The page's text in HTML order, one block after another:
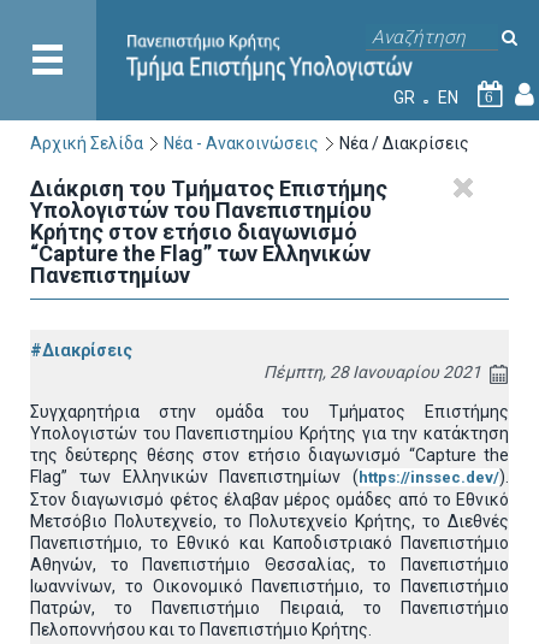
GR EN 6
Αρχική Σελίδα Νέα - Ανακοινώσεις Νέα / Διακρίσεις
Διάκριση του Τμήματος Επιστήμης
Υπολογιστών του Πανεπιστημίου
Κρήτης στον ετήσιο διαγωνισμό
“Capture the Flag” των Ελληνικών
Πανεπιστημίων
#Διακρίσεις
Πέμπτη, 28 Ιανουαρίου 2021
Συγχαρητήρια στην ομάδα του Τμήματος Επιστήμης
Υπολογιστών του Πανεπιστημίου Κρήτης για την κατάκτηση
της δεύτερης θέσης στον ετήσιο διαγωνισμό “Capture the
Flag” των Ελληνικών Πανεπιστημίων ( https://inssec.dev/).
Στον διαγωνισμό φέτος έλαβαν μέρος ομάδες από το Εθνικό
Μετσόβιο Πολυτεχνείο, το Πολυτεχνείο Κρήτης, το Διεθνές
Πανεπιστήμιο, το Εθνικό και Καποδιστριακό Πανεπιστήμιο
Αθηνών, το Πανεπιστήμιο Θεσσαλίας, το Πανεπιστήμιο
Ιωαννίνων, το Οικονομικό Πανεπιστήμιο, το Πανεπιστήμιο
Πατρών, το Πανεπιστήμιο Πειραιά, το Πανεπιστήμιο
Πελοποννήσου και το Πανεπιστήμιο Κρήτης.